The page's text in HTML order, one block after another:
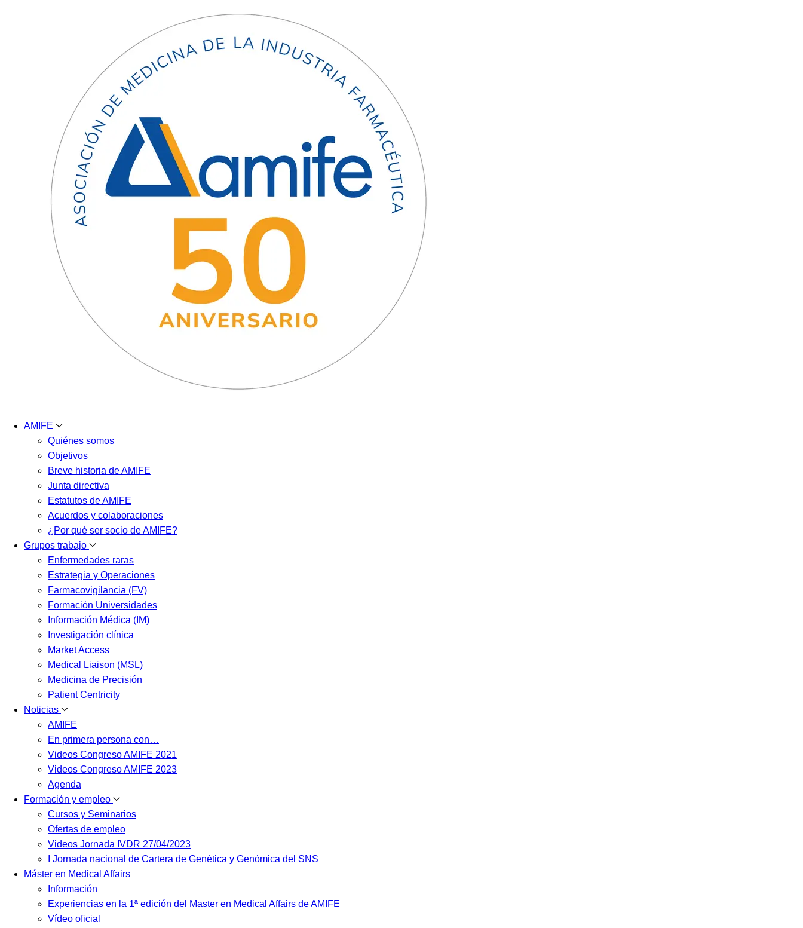
AMIFE
Quiénes somos
Objetivos
Breve historia de AMIFE
Junta directiva
Estatutos de AMIFE
Acuerdos y colaboraciones
¿Por qué ser socio de AMIFE?
Grupos trabajo
Enfermedades raras
Estrategia y Operaciones
Farmacovigilancia (FV)
Formación Universidades
Información Médica (IM)
Investigación clínica
Market Access
Medical Liaison (MSL)
Medicina de Precisión
Patient Centricity
Noticias
AMIFE
En primera persona con…
Videos Congreso AMIFE 2021
Videos Congreso AMIFE 2023
Agenda
Formación y empleo
Cursos y Seminarios
Ofertas de empleo
Videos Jornada IVDR 27/04/2023
I Jornada nacional de Cartera de Genética y Genómica del SNS
Máster en Medical Affairs
Información
Experiencias en la 1ª edición del Master en Medical Affairs de AMIFE
Vídeo oficial